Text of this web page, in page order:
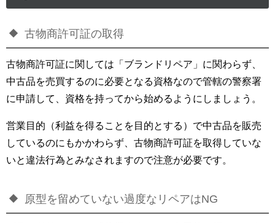
古物商許可証の取得
古物商許可証に関しては「ブランドリペア」に関わらず、
中古品を売買するのに必要となる資格なので管轄の警察署
に申請して、資格を持ってから始めるようにしましょう。
営業目的（利益を得ることを目的とする）で中古品を販売
しているのにもかかわらず、古物商許可証を取得していな
いと違法行為とみなされますので注意が必要です。
原型を留めていない過度なリペアはNG